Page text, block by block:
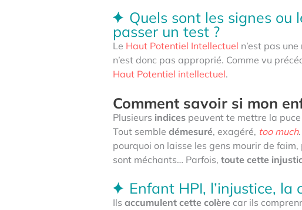
Quels sont les signes ou
passer un test ?
Le Haut Potentiel Intellectuel n’est pas une
n’est donc pas approprié. Comme vu
Haut Potentiel intellectuel.
Comment savoir si mon
Plusieurs indices peuvent te mettre la puce
Tout semble démesuré, exagéré, too much
pourquoi on laisse les gens mourir de
sont méchants… Parfois, toute cette
Enfant HPI, l’injustice,
Ils accumulent cette colère car ils